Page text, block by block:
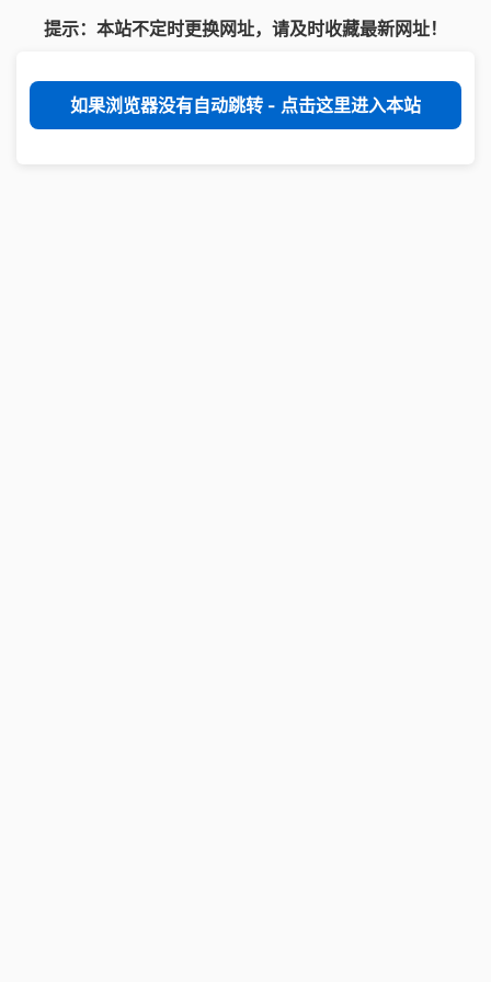
提示：本站不定时更换网址，请及时收藏最新网址！
如果浏览器没有自动跳转 - 点击这里进入本站